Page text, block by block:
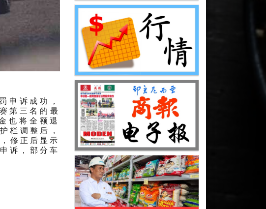
申诉成功，
第三名的最
也将全额退
栏调整后，
修正后显示
诉，部分车